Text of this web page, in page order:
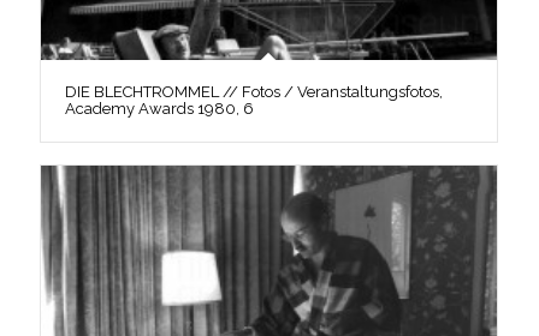
DIE BLECHTROMMEL // Fotos / Veranstaltungsfotos,
Academy Awards 1980, 6